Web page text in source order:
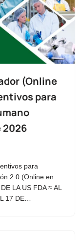
(Online
para
2026
para
2.0 (Online en
LA US FDA ≈ AL
17 DE…